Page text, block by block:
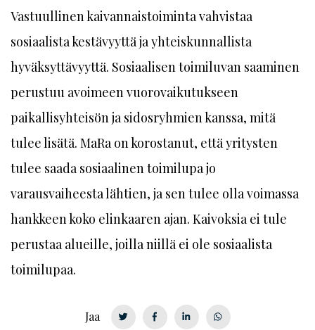
Vastuullinen kaivannaistoiminta vahvistaa
sosiaalista kestävyyttä ja yhteiskunnallista
hyväksyttävyyttä. Sosiaalisen toimiluvan saaminen
perustuu avoimeen vuorovaikutukseen
paikallisyhteisön ja sidosryhmien kanssa, mitä
tulee lisätä. MaRa on korostanut, että yritysten
tulee saada sosiaalinen toimilupa jo
varausvaiheesta lähtien, ja sen tulee olla voimassa
hankkeen koko elinkaaren ajan. Kaivoksia ei tule
perustaa alueille, joilla niillä ei ole sosiaalista
toimilupaa.
Jaa